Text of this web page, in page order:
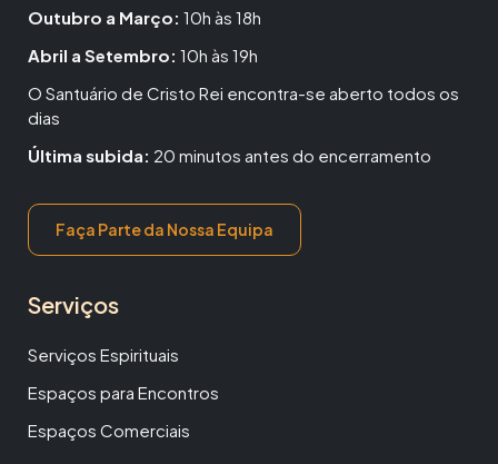
Outubro a Março: 10h às 18h
Abril a Setembro: 10h às 19h
O Santuário de Cristo Rei encontra-se aberto todos os
dias
Última subida: 20 minutos antes do encerramento
Faça Parte da Nossa Equipa
Serviços
Serviços Espirituais
Espaços para Encontros
Espaços Comerciais